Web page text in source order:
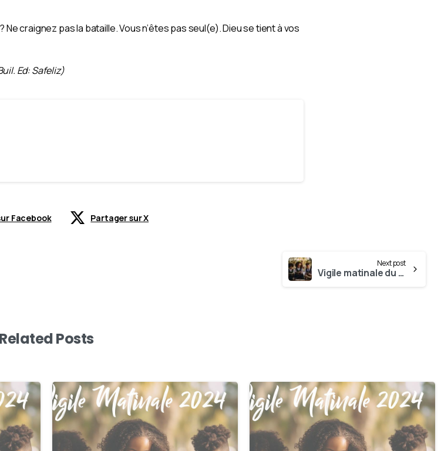
craignez pas la bataille. Vous n’êtes pas seul(e). Dieu se tient à vos
Ed: Safeliz)
Facebook Partager sur X
Next post
Vigile matinale du 28 Avril
Related Posts
0 0 0